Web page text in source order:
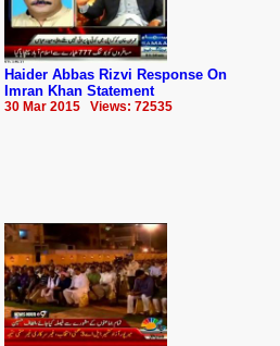
Haider Abbas Rizvi Response On
Imran Khan Statement
30 Mar 2015 Views: 72535